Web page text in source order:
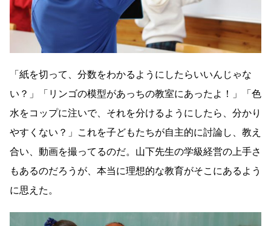
「紙を切って、分数をわかるようにしたらいいんじゃな
い？」「リンゴの模型があっちの教室にあったよ！」「色
水をコップに注いで、それを分けるようにしたら、分かり
やすくない？」これを子どもたちが自主的に討論し、教え
合い、動画を撮ってるのだ。山下先生の学級経営の上手さ
もあるのだろうが、本当に理想的な教育がそこにあるよう
に思えた。